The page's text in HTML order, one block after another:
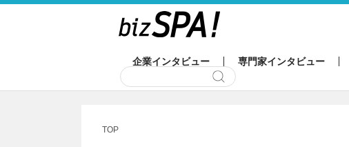
企業インタビュー 専門家インタビュー
TOP